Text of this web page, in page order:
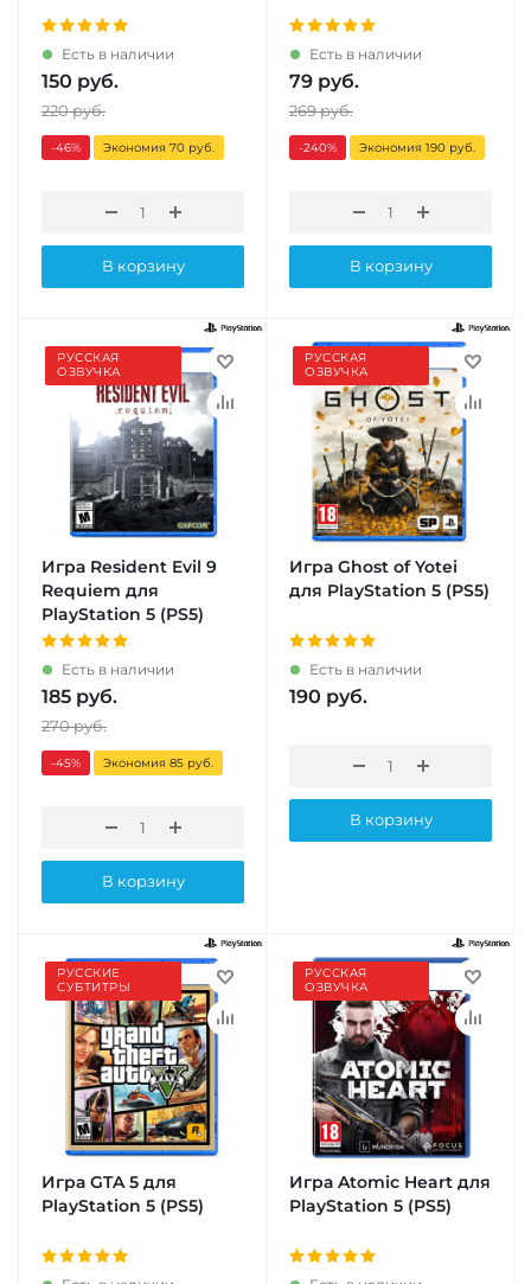
Есть в наличии
150 руб.
220руб.
-46% Экономия 70 руб.
В корзину
Есть в наличии
79 руб.
269руб.
-240% Экономия 190 руб.
В корзину
РУССКАЯ
ОЗВУЧКА
Игра Resident Evil 9
Requiem для
PlayStation 5 (PS5)
Есть в наличии
185 руб.
270руб.
-45% Экономия 85 руб.
В корзину
РУССКАЯ
ОЗВУЧКА
Игра Ghost of Yotei
для PlayStation 5 (PS5)
Есть в наличии
190 руб.
В корзину
РУССКИЕ
СУБТИТРЫ
Игра GTA 5 для
PlayStation 5 (PS5)
РУССКАЯ
ОЗВУЧКА
Игра Atomic Heart для
PlayStation 5 (PS5)